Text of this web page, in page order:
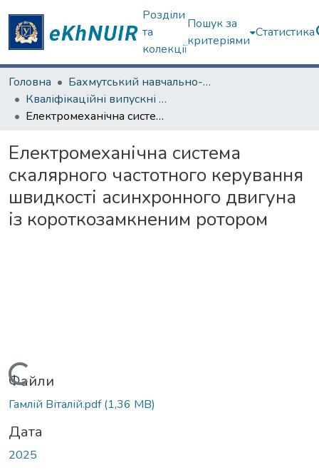
Розділи
та
колекції
Пошук за
критеріями
Статистика
Головна
Бахмутський навчально-науковий професійно-педагогічний інститут
Кваліфікаційні випускні роботи бакалаврів. Бахмутський навчально-науковий професійно-педагогічний інститут
Електромеханічна система скалярного частотного керування швидкості асинхронного двигуна із короткозамкненим ротором
Електромеханічна система
скалярного частотного керування
швидкості асинхронного двигуна
із короткозамкненим ротором
Вантажиться...
Файли
Гамлій Віталій.pdf(1,36 MB)
Дата
2025